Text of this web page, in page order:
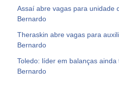
Assaí abre vagas para unidade
Bernardo
Theraskin abre vagas para
Bernardo
Toledo: líder em balanças
Bernardo